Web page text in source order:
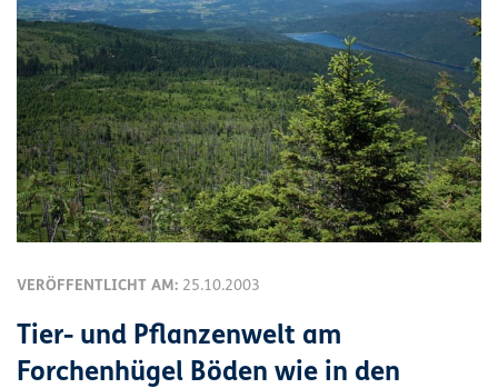
VERÖFFENTLICHT AM: 25.10.2003
Tier- und Pflanzenwelt am
Forchenhügel Böden wie in den